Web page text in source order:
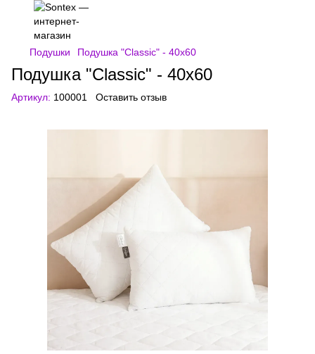
Подушки Подушка "Сlassic" - 40x60
Подушка "Сlassic" - 40x60
Артикул: 100001 Оставить отзыв